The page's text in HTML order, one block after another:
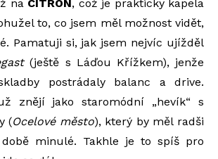
na CITRON , což je prakticky kapela
to, co jsem měl možnost vidět,
Pamatuji si, jak jsem nejvíc ujížděl
(ještě s Láďou Křížkem), jenže
postrádaly balanc a drive.
znějí jako staromódní „hevík“ s
(Ocelové město), který by měl radši
minulé. Takhle je to spíš pro